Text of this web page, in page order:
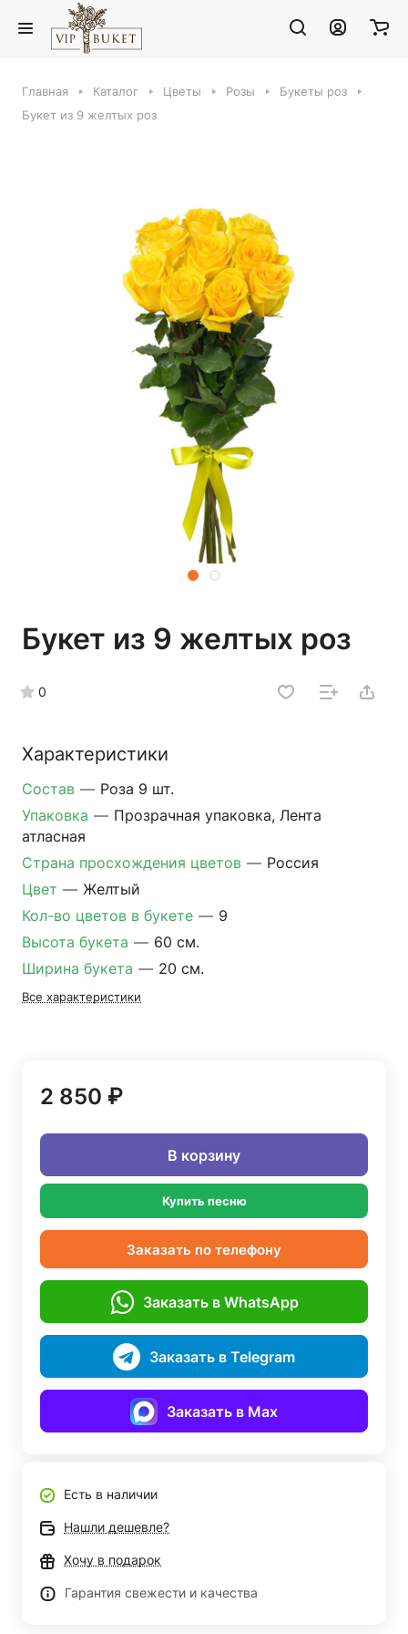
Главная Каталог Цветы Розы
Букеты роз
Букет из 9 желтых роз
Букет из 9 желтых роз
0
Характеристики
Состав — Роза 9 шт.
Упаковка — Прозрачная упаковка, Лента
атласная
Страна просхождения цветов — Россия
Цвет — Желтый
Кол-во цветов в букете — 9
Высота букета — 60 см.
Ширина букета — 20 см.
Все характеристики
2 850 ₽
В корзину
Купить песню
Заказать по телефону
Заказать в WhatsApp
Заказать в Telegram
Заказать в Max
Есть в наличии
Нашли дешевле?
Хочу в подарок
Гарантия свежести и качества